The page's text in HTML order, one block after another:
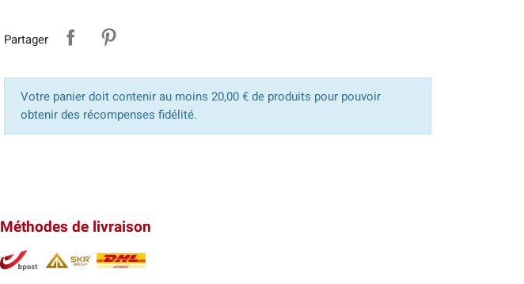
Partager
Votre panier doit contenir au moins 20,00 € de produits pour pouvoir
obtenir des récompenses fidélité.
Méthodes de livraison